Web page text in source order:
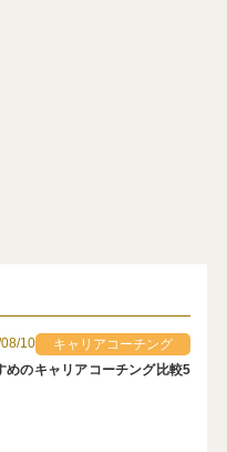
10
キャリアコーチング
めのキャリアコーチング比較5